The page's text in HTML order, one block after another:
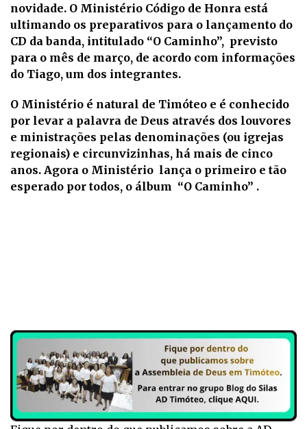
novidade. O Ministério Código de Honra está
ultimando os preparativos para o lançamento do
CD da banda, intitulado “O Caminho”, previsto
para o mês de março, de acordo com informações
do Tiago, um dos integrantes.
O Ministério é natural de Timóteo e é conhecido
por levar a palavra de Deus através dos louvores
e ministrações pelas denominações (ou igrejas
regionais) e circunvizinhas, há mais de cinco
anos. Agora o Ministério lança o primeiro e tão
esperado por todos, o álbum “O Caminho” .